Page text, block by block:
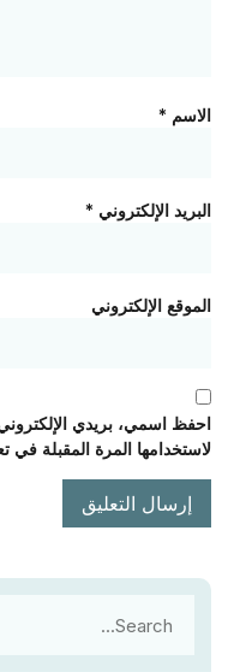
الاسم *
البريد الإلكتروني *
الموقع الإلكتروني
احفظ اسمي، بريدي
لاستخدامها المرة المقبلة في